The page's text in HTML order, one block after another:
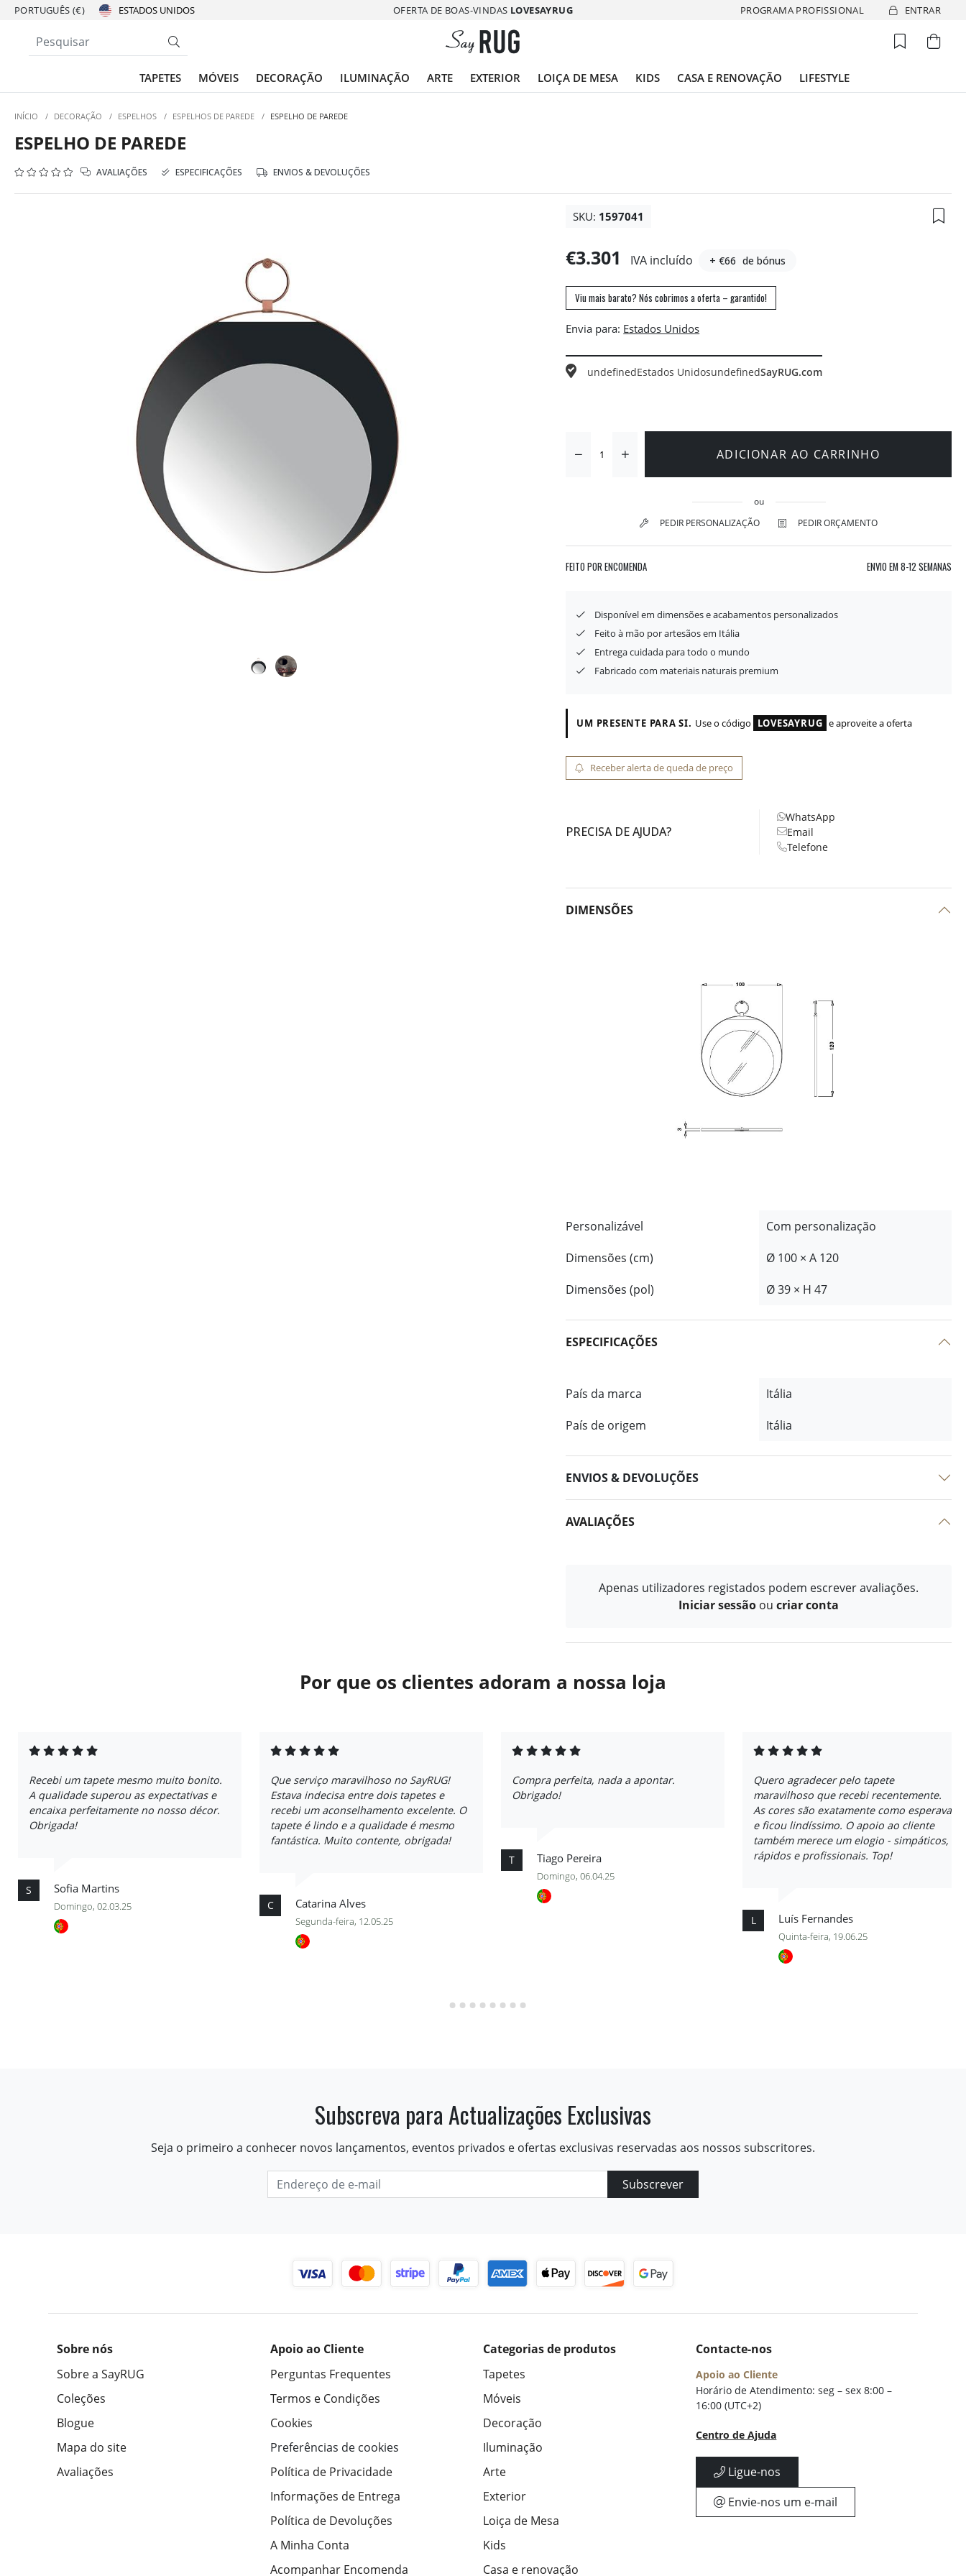
PORTUGUÊS (€) OFERTA DE BOAS-VINDAS LOVESAYRUG PROGRAMA PROFISSIONAL ENTRAR
TAPETES MÓVEIS DECORAÇÃO ILUMINAÇÃO ARTE EXTERIOR LOIÇA DE MESA KIDS CASA E RENOVAÇÃO LIFESTYLE
INÍCIO / DECORAÇÃO / ESPELHOS / ESPELHOS DE PAREDE / ESPELHO DE PAREDE
ESPELHO DE PAREDE
AVALIAÇÕES ESPECIFICAÇÕES ENVIOS & DEVOLUÇÕES
SKU: 1597041
€3.301 IVA incluído + €66 de bónus
Viu mais barato? Nós cobrimos a oferta – garantido!
Envia para:
undefinedEstados UnidosundefinedSayRUG.com
ADICIONAR AO CARRINHO
ou
PEDIR PERSONALIZAÇÃO
PEDIR ORÇAMENTO
FEITO POR ENCOMENDA ENVIO EM 8-12 SEMANAS
Disponível em dimensões e acabamentos personalizados
Feito à mão por artesãos em Itália
Entrega cuidada para todo o mundo
Fabricado com materiais naturais premium
UM PRESENTE PARA SI. Use o código LOVESAYRUG e aproveite a oferta
Receber alerta de queda de preço
PRECISA DE AJUDA?
WhatsApp
Email
Telefone
DIMENSÕES
Personalizável
Com personalização
Dimensões (cm)
Ø 100 × A 120
Dimensões (pol)
Ø 39 × H 47
ESPECIFICAÇÕES
País da marca
Itália
País de origem
Itália
ENVIOS & DEVOLUÇÕES
AVALIAÇÕES
Apenas utilizadores registados podem escrever avaliações.
Iniciar sessão ou criar conta
Por que os clientes adoram a nossa loja
Recebi um tapete mesmo muito bonito.
A qualidade superou as expectativas e
encaixa perfeitamente no nosso décor.
Obrigada!
S Sofia Martins
Domingo, 02.03.25
Que serviço maravilhoso no SayRUG!
Estava indecisa entre dois tapetes e
recebi um aconselhamento excelente. O
tapete é lindo e a qualidade é mesmo
fantástica. Muito contente, obrigada!
C Catarina Alves
Segunda-feira, 12.05.25
Compra perfeita, nada a apontar.
Obrigado!
T Tiago Pereira
Domingo, 06.04.25
Quero agradecer pelo tapete
maravilhoso que recebi recentemente.
As cores são exatamente como esperava
e ficou lindíssimo. O apoio ao cliente
também merece um elogio - simpáticos,
rápidos e profissionais. Top!
L Luís Fernandes
Quinta-feira, 19.06.25
Subscreva para Actualizações Exclusivas
Seja o primeiro a conhecer novos lançamentos, eventos privados e ofertas exclusivas reservadas aos nossos subscritores.
Subscrever
Sobre nós
Sobre a SayRUG
Coleções
Blogue
Mapa do site
Avaliações
Apoio ao Cliente
Perguntas Frequentes
Termos e Condições
Cookies
Preferências de cookies
Política de Privacidade
Informações de Entrega
Política de Devoluções
A Minha Conta
Acompanhar Encomenda
Categorias de produtos
Tapetes
Móveis
Decoração
Iluminação
Arte
Exterior
Loiça de Mesa
Kids
Casa e renovação
Contacte-nos
Apoio ao Cliente
Horário de Atendimento: seg – sex 8:00 –
16:00 (UTC+2)
Centro de Ajuda
Ligue-nos
Envie-nos um e-mail